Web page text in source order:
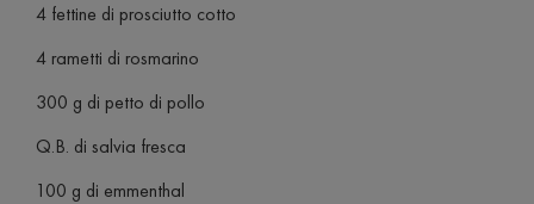
4 fettine di prosciutto cotto
4 rametti di rosmarino
300 g di petto di pollo
Q.B. di salvia fresca
100 g di emmenthal